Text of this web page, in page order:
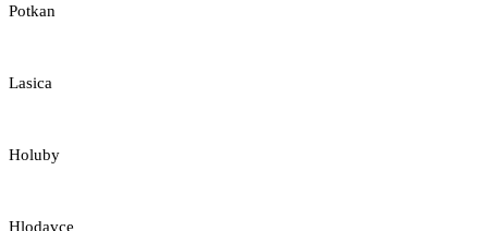
Potkan
Lasica
Holuby
Hlodavce